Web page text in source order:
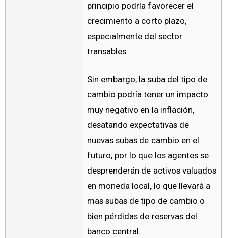
principio podría favorecer el
crecimiento a corto plazo,
especialmente del sector
transables.
Sin embargo, la suba del tipo de
cambio podría tener un impacto
muy negativo en la inflación,
desatando expectativas de
nuevas subas de cambio en el
futuro, por lo que los agentes se
desprenderán de activos valuados
en moneda local, lo que llevará a
mas subas de tipo de cambio o
bien pérdidas de reservas del
banco central.